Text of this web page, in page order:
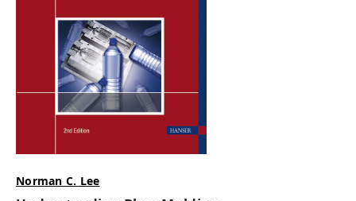
Norman C. Lee